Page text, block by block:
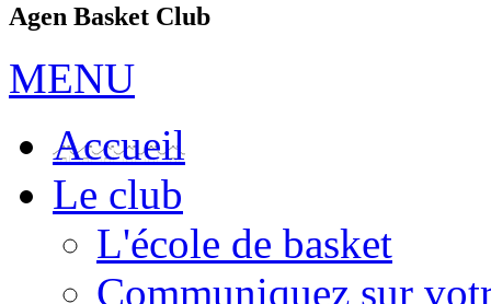
Agen Basket Club
MENU
Accueil
Le club
L'école de basket
Communiquez sur